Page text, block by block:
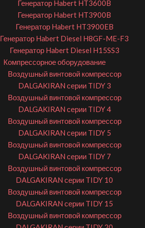
Генератор Habert HT3600B
Генератор Habert HT3900B
Генератор Habert HT3900EB
Генератор Habert Diesel H8GF-ME-F3
Генератор Habert Diesel H15SS3
Компрессорное оборудование
Воздушный винтовой компрессор
DALGAKIRAN серии TIDY 3
Воздушный винтовой компрессор
DALGAKIRAN серии TIDY 4
Воздушный винтовой компрессор
DALGAKIRAN серии TIDY 5
Воздушный винтовой компрессор
DALGAKIRAN серии TIDY 7
Воздушный винтовой компрессор
DALGAKIRAN серии TIDY 10
Воздушный винтовой компрессор
DALGAKIRAN серии TIDY 15
Воздушный винтовой компрессор